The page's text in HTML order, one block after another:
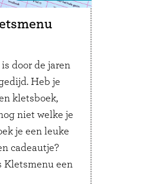
door de jaren
Heb je
kletsboek,
niet welke je
je een leuke
cadeautje?
Kletsmenu een